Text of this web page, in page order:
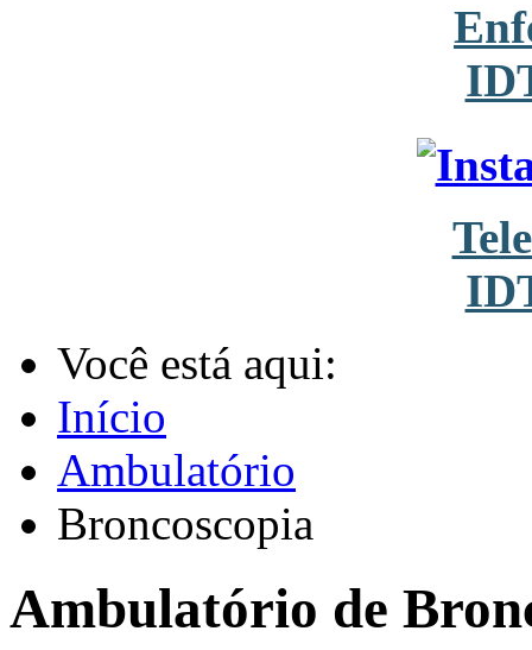
Você está aqui:
Início
Ambulatório
Broncoscopia
Ambulatório de